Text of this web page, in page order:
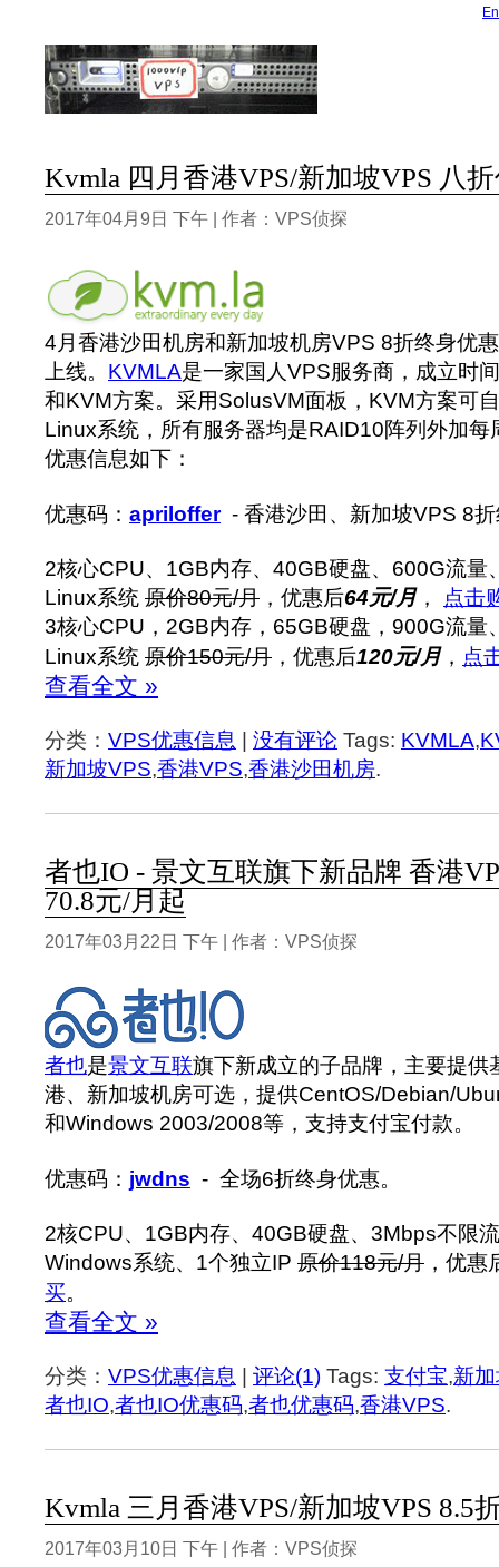
Kvmla 四月香港VPS/新加坡VPS 八
2017年04月9日 下午 | 作者：VPS侦探
4月香港沙田机房和新加坡机房VPS 8折终身优
上线。 KVMLA是一家国人VPS服务商，成立时
和KVM方案。采用SolusVM面板，KVM方案可
Linux系统，所有服务器均是RAID10阵列外加每
优惠信息如下：
优惠码： apriloffer- 香港沙田、新加坡VPS 8折
2核心CPU、1GB内存、40GB硬盘、600G流量
Linux系统 原价80元/月 ，优惠后64元/月 ， 点击
3核心CPU，2GB内存，65GB硬盘，900G流量
Linux系统 原价150元/月 ，优惠后120元/月 ， 点
查看全文 »
分类： VPS优惠信息 没有评论 Tags: KVMLA,
新加坡VPS,香港VPS,香港沙田机房.
者也IO - 景文互联旗下新品牌 香港
70.8元/月起
2017年03月22日 下午 | 作者：VPS侦探
者也是景文互联旗下新成立的子品牌，主要提
港、新加坡机房可选，提供CentOS/Debian/
和Windows 2003/2008等，支持支付宝付款。
优惠码： jwdns - 全场6折终身优惠。
2核CPU、1GB内存、40GB硬盘、3Mbps不限
Windows系统、1个独立IP 原价118元/月 ，优惠
买。
查看全文 »
分类： VPS优惠信息 评论(1) Tags: 支付宝,新
者也IO,者也IO优惠码,者也优惠码,香港VPS.
Kvmla 三月香港VPS/新加坡VPS 8.5
2017年03月10日 下午 | 作者：VPS侦探